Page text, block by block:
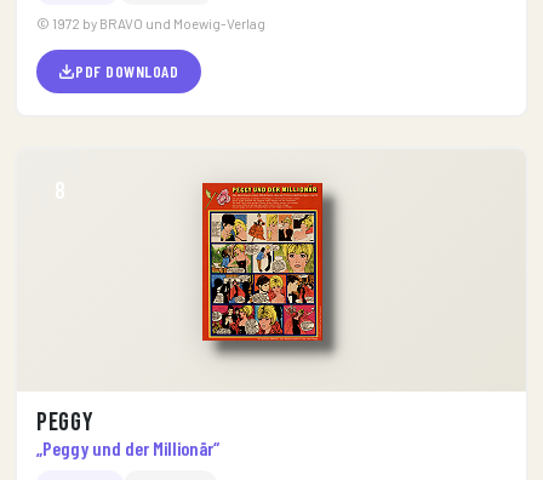
© 1972 by BRAVO und Moewig-Verlag
PDF DOWNLOAD
8
Peggy
„Peggy und der Millionär“